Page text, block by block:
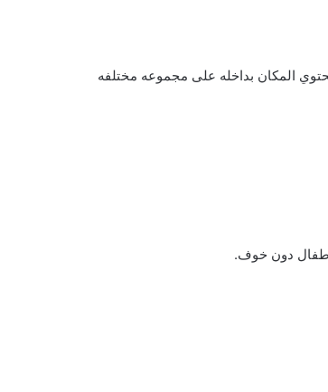
المكان بداخله على مجموعه مختلفه
دون خوف.